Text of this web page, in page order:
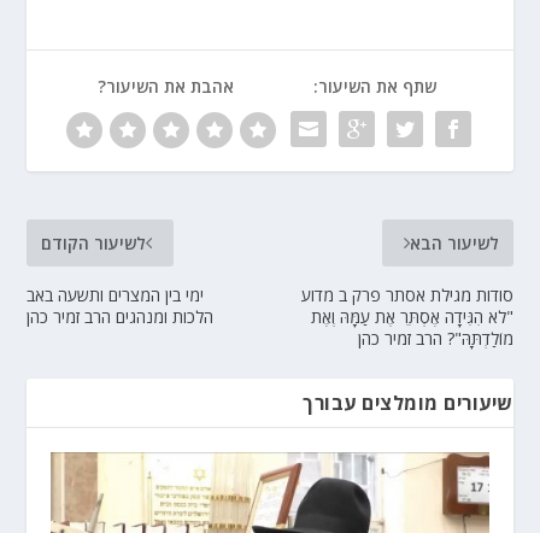
שתף את השיעור: אהבת את השיעור?
לשיעור הקודם
ימי בין המצרים ותשעה באב
הלכות ומנהגים הרב זמיר כהן
לשיעור הבא
סודות מגילת אסתר פרק ב מדוע
"לֹא הִגִּידָה אֶסְתֵּר אֶת עַמָּהּ וְאֶת
מוֹלַדְתָּהּ"? הרב זמיר כהן
שיעורים מומלצים עבורך